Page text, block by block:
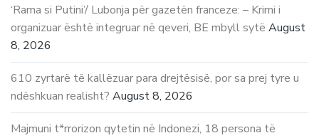
‘Rama si Putini’/ Lubonja për gazetën franceze: – Krimi i
organizuar është integruar në qeveri, BE mbyll sytë August
8, 2026
610 zyrtarë të kallëzuar para drejtësisë, por sa prej tyre u
ndëshkuan realisht? August 8, 2026
Majmuni t*rrorizon qytetin në Indonezi, 18 persona të